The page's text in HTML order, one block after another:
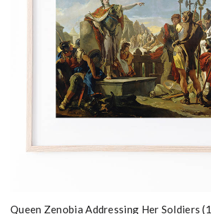
Queen Zenobia Addressing Her Soldiers